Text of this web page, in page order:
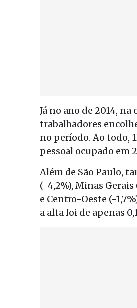
Já no ano de 2014,
trabalhadores
no período. Ao todo,
pessoal ocupado em
Além de São Paulo,
(-4,2%), Minas Gerais
e Centro-Oeste (-
a alta foi de apenas